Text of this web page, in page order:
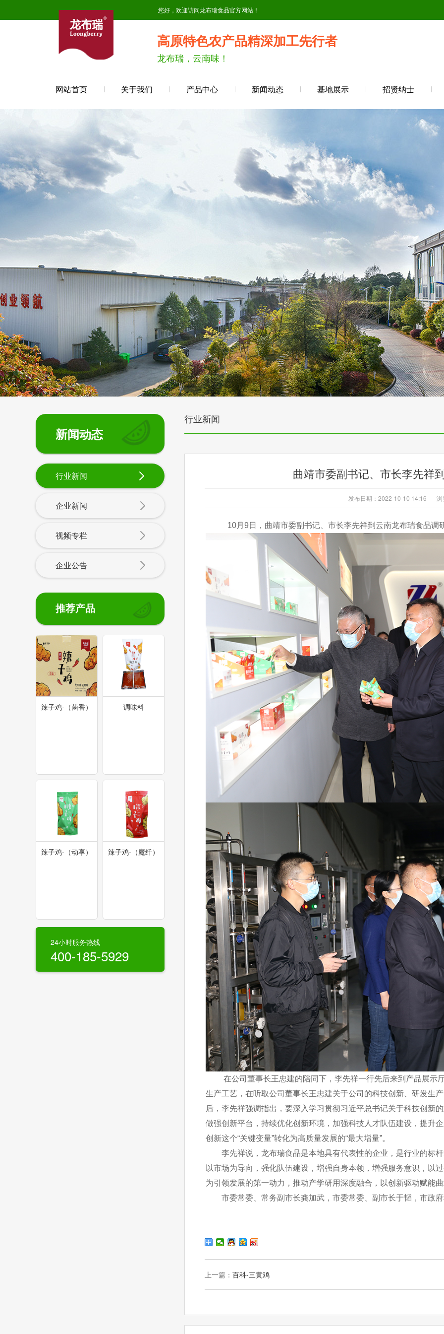
您好，欢迎访问龙布瑞食品官方网站！
高原特色农产品精深加工先行者
龙布瑞，云南味！
网站首页 关于我们 产品中心 新闻动态 基地展示 招贤纳士
新闻动态
行业新闻
企业新闻
视频专栏
企业公告
推荐产品
辣子鸡-（菌香） 调味料
辣子鸡-（动享） 辣子鸡-（魔纤）
24小时服务热线
400-185-5929
行业新闻
曲靖市委副书记、市长李先祥
发布日期：2022-10-10 14:16 浏
10月9日，曲靖市委副书记、市长李先祥到云南龙布瑞食品调研
在公司董事长王忠建的陪同下，李先祥一行先后来到产品展示
生产工艺，在听取公司董事长王忠建关于公司的科技创新、研发生
后，李先祥强调指出，要深入学习贯彻习近平总书记关于科技创新
做强创新平台，持续优化创新环境，加强科技人才队伍建设，提升
创新这个“关键变量”转化为高质量发展的“最大增量”。
李先祥说，龙布瑞食品是本地具有代表性的企业，是行业的标杆
以市场为导向，强化队伍建设，增强自身本领，增强服务意识，以
为引领发展的第一动力，推动产学研用深度融合，以创新驱动赋能曲
市委常委、常务副市长龚加武，市委常委、副市长于韬，市政府
上一篇： 百科-三黄鸡